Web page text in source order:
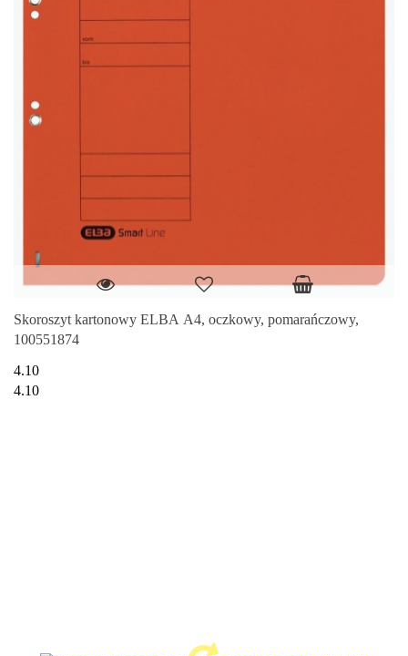
Skoroszyt kartonowy ELBA A4, oczkowy, pomarańczowy,
100551874
4.10
4.10